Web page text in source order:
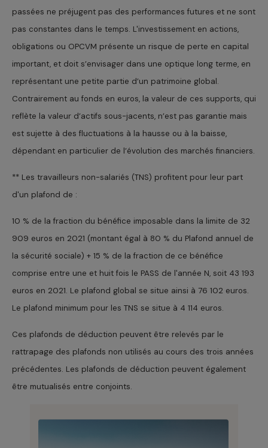
passées ne préjugent pas des performances futures et ne sont
pas constantes dans le temps. L'investissement en actions,
obligations ou OPCVM présente un risque de perte en capital
important, et doit s’envisager dans une optique long terme, en
représentant une petite partie d’un patrimoine global.
Contrairement au fonds en euros, la valeur de ces supports, qui
reflète la valeur d’actifs sous-jacents, n’est pas garantie mais
est sujette à des fluctuations à la hausse ou à la baisse,
dépendant en particulier de l’évolution des marchés financiers.
** Les travailleurs non-salariés (TNS) profitent pour leur part
d'un plafond de :
10 % de la fraction du bénéfice imposable dans la limite de 32
909 euros en 2021 (montant égal à 80 % du Plafond annuel de
la sécurité sociale) + 15 % de la fraction de ce bénéfice
comprise entre une et huit fois le PASS de l'année N, soit 43 193
euros en 2021. Le plafond global se situe ainsi à 76 102 euros.
Le plafond minimum pour les TNS se situe à 4 114 euros.
Ces plafonds de déduction peuvent être relevés par le
rattrapage des plafonds non utilisés au cours des trois années
précédentes. Les plafonds de déduction peuvent également
être mutualisés entre conjoints.